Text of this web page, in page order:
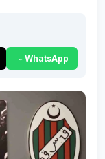
WhatsApp